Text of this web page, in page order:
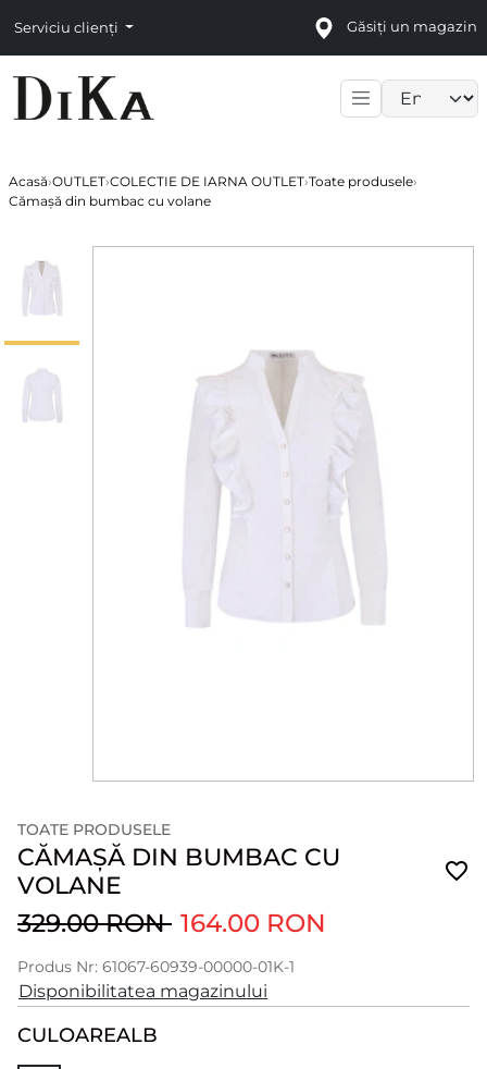
Serviciu clienți Găsiți un magazin
Acasă›OUTLET›COLECTIE DE IARNA OUTLET›Toate produsele›
Cămașă din bumbac cu volane
TOATE PRODUSELE
CĂMAȘĂ DIN BUMBAC CU
VOLANE
329.00 RON 164.00 RON
Produs Nr: 61067-60939-00000-01K-1
Disponibilitatea magazinului
CULOAREALB